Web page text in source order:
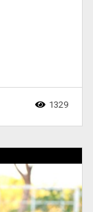
1329